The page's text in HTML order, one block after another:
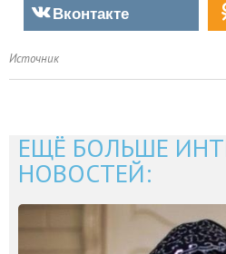
Вконтакте
Источник
ЕЩЁ БОЛЬШЕ
НОВОСТЕЙ: